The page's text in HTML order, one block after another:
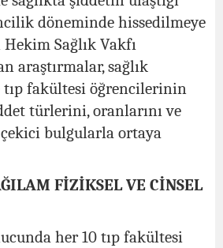
döneminde hissedilmeye
Sağlık Vakfı
araştırmalar, sağlık
tıp fakültesi öğrencilerinin
türlerini, oranlarını ve
bulgularla ortaya
FİZİKSEL VE CİNSEL
her 10 tıp fakültesi